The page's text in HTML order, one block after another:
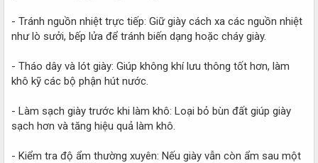
- Tránh nguồn nhiệt trực tiếp: Giữ giày cách xa các nguồn nhiệt
như lò sưởi, bếp lửa để tránh biến dạng hoặc cháy giày.
- Tháo dây và lót giày: Giúp không khí lưu thông tốt hơn, làm
khô kỹ các bộ phận hút nước.
- Làm sạch giày trước khi làm khô: Loại bỏ bùn đất giúp giày
sạch hơn và tăng hiệu quả làm khô.
- Kiểm tra độ ẩm thường xuyên: Nếu giày vẫn còn ẩm sau một